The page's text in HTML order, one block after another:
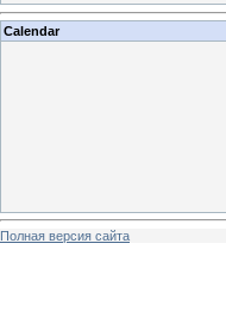
Calendar
Полная версия сайта